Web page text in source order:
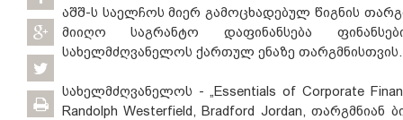
აშშ-ს საელჩოს მიერ გამოცხადებულ წიგნის
მიიღო საგრანტო დაფინანსება
სახელმძღვანელოს ქართულ ენაზე თარგმნისთვის.
სახელმძღვანელოს - „Essentials of Corporate
Randolph Westerfield, Bradford Jordan, თარგმნიან